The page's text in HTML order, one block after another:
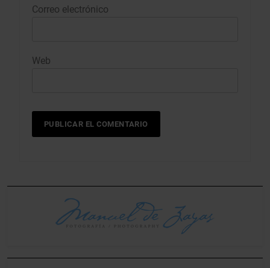
Correo electrónico
Web